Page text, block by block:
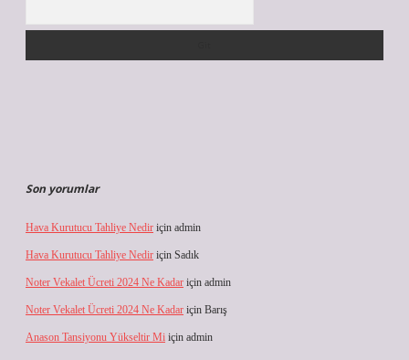
Son yorumlar
Hava Kurutucu Tahliye Nedir için admin
Hava Kurutucu Tahliye Nedir için Sadık
Noter Vekalet Ücreti 2024 Ne Kadar için admin
Noter Vekalet Ücreti 2024 Ne Kadar için Barış
Anason Tansiyonu Yükseltir Mi için admin